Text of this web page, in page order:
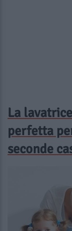
La
perfetta
seconde